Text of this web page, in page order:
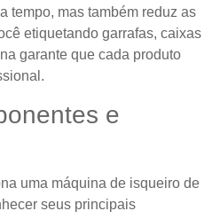
tempo, mas também reduz as
etiquetando garrafas, caixas
garante que cada produto
e
uma máquina de isqueiro de
seus principais